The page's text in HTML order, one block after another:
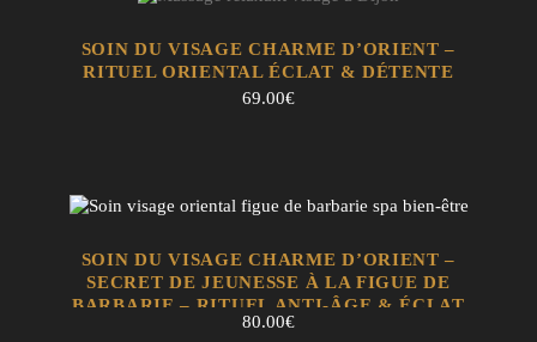
EN SAVOIR + AJOUTER AU PANIER
SOIN DU VISAGE CHARME D’ORIENT –
RITUEL ORIENTAL ÉCLAT & DÉTENTE
69.00€
EN SAVOIR + AJOUTER AU PANIER
SOIN DU VISAGE CHARME D’ORIENT –
SECRET DE JEUNESSE À LA FIGUE DE
BARBARIE – RITUEL ANTI-ÂGE & ÉCLAT
80.00€